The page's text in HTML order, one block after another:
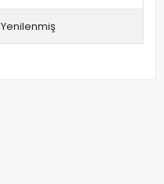
Yenilenmiş